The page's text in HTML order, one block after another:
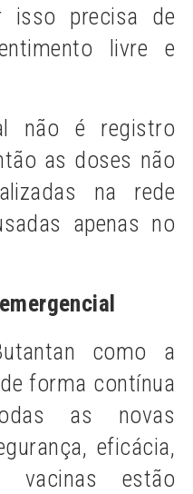
isso precisa de
livre e
não é registro
as doses não
na rede
apenas no
como a
forma contínua
as novas
eficácia,
vacinas estão